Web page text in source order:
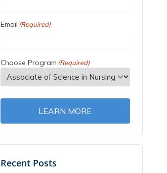
Email (Required)
Choose Program (Required)
LEARN MORE
Recent Posts